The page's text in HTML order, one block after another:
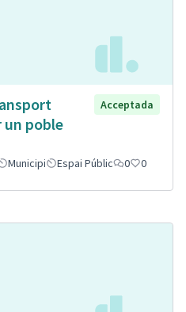
un poble
Acceptada
Municipi Espai Públic 0 0